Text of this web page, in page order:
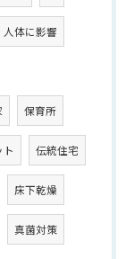
人体に影響
保育所
ト 伝統住宅
床下乾燥
真菌対策